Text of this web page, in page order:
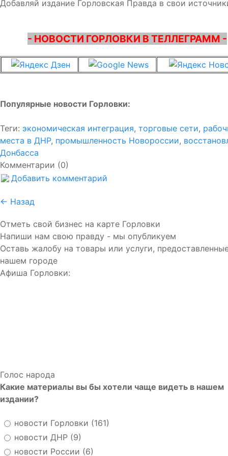
Добавляй издание Горловская Правда в свои
- НОВОСТИ ГОРЛОВКИ В ТЕЛЛЕГРАММ -
Популярные новости Горловки:
Теги: экономическая интеграция, торговые сети,
места в ДНР, промышленность Новороссии,
Донбасса
Комментарии (0)
Добавить комментарий
← Назад
Отметь свой бизнес на карте Горловки
Напиши нам свою правду - мы опубликуем
Оставь жалобу на товары или услуги,
нашем городе
Афиша Горловки:
Голос народа
Какие материалы вы бы хотели чаще видеть в нашем
издании?
новости Горловки (161)
новости ДНР (9)
новости России (6)